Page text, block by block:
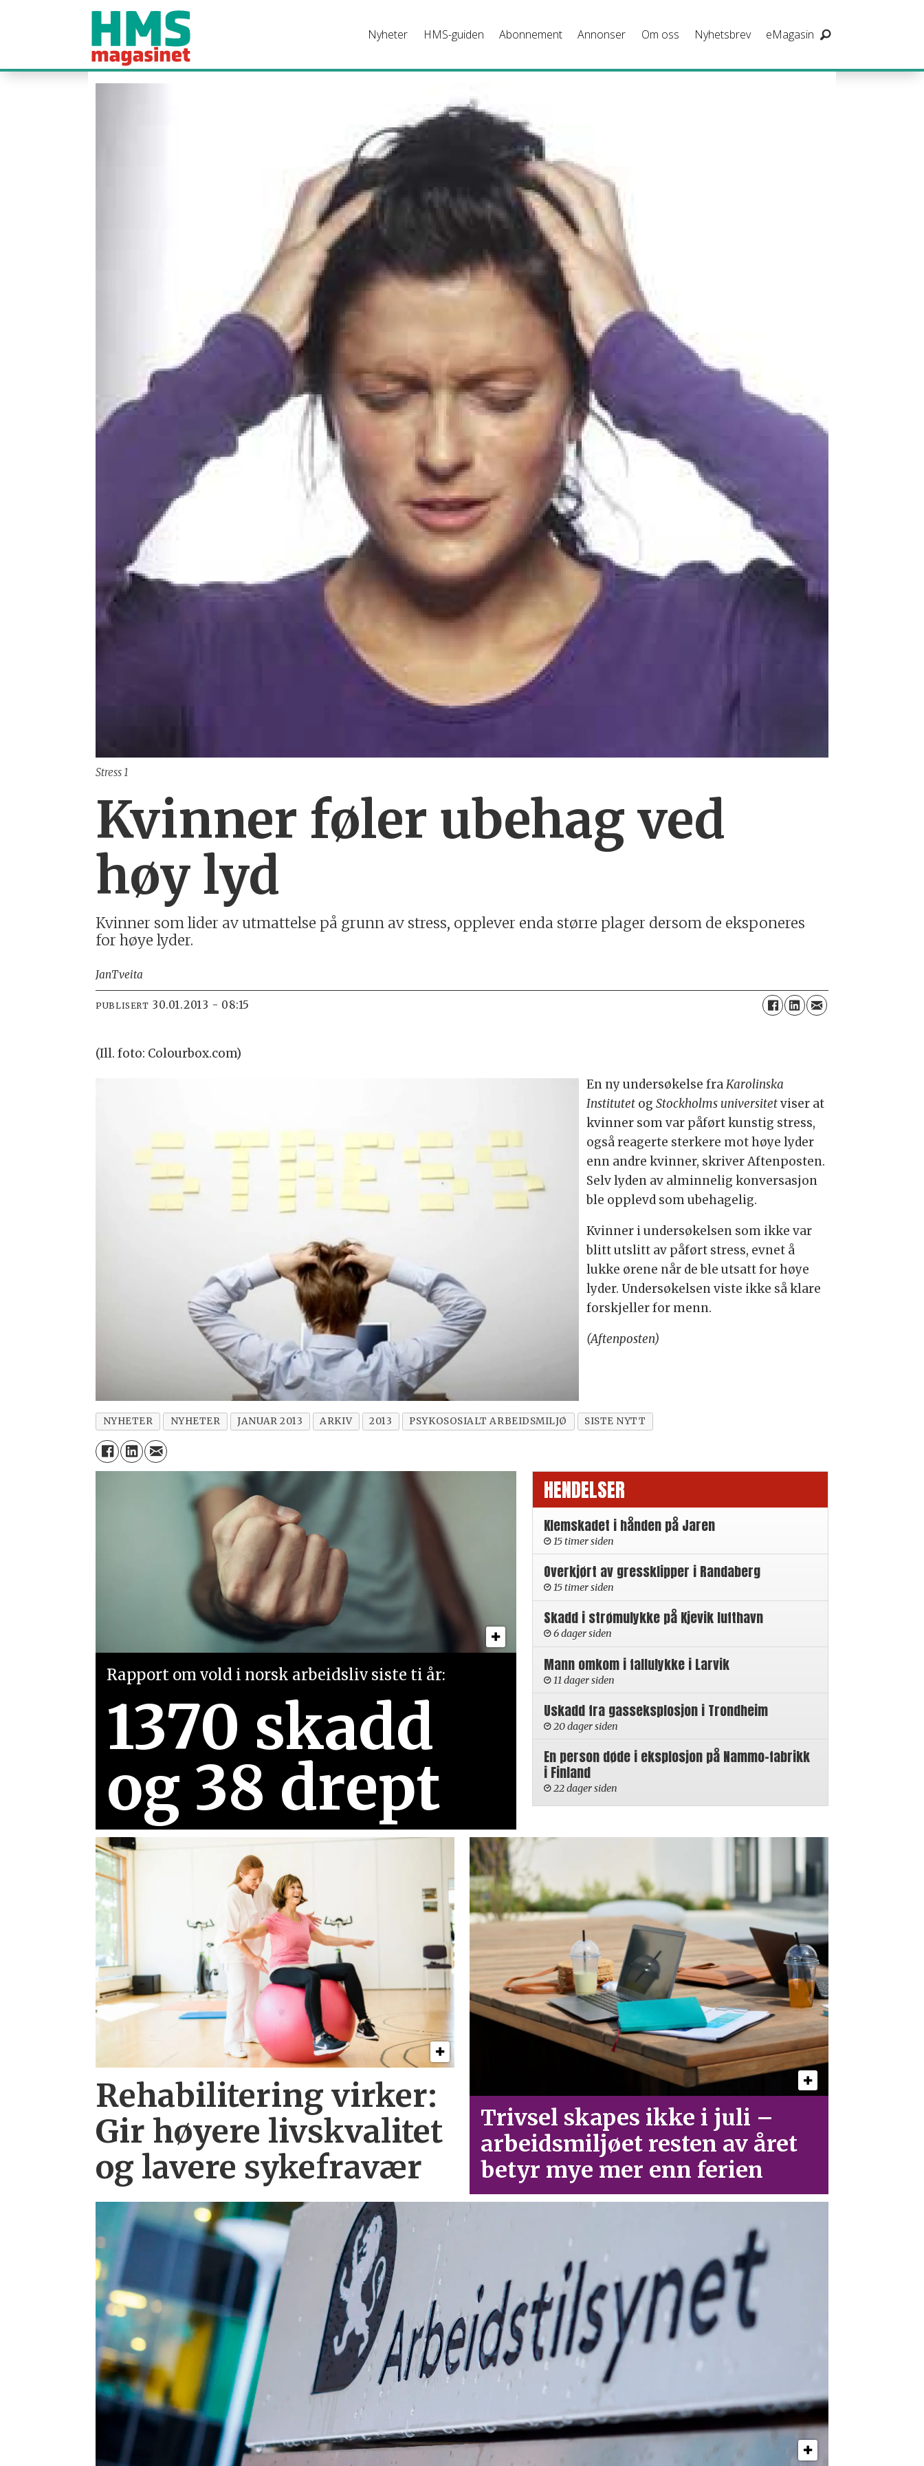
Nyheter HMS-guiden Abonnement Annonser Om oss Nyhetsbrev eMagasin
Stress 1
Kvinner føler ubehag ved
høy lyd
Kvinner som lider av utmattelse på grunn av stress, opplever enda større plager dersom de eksponeres
for høye lyder.
JanTveita
PUBLISERT 30.01.2013 - 08:15
(Ill. foto: Colourbox.com)
En ny undersøkelse fraKarolinska
Institutet ogStockholms universitetviser at
kvinner som var påført kunstig stress,
også reagerte sterkere mot høye lyder
enn andre kvinner, skriver Aftenposten.
Selv lyden av alminnelig konversasjon
ble opplevd som ubehagelig.
Kvinner i undersøkelsen som ikke var
blitt utslitt av påført stress, evnet å
lukke ørene når de ble utsatt for høye
lyder. Undersøkelsen viste ikke så klare
forskjeller for menn.
(Aftenposten)
NYHETER NYHETER JANUAR 2013 ARKIV 2013 PSYKOSOSIALT ARBEIDSMILJØ SISTE NYTT
Rapport om vold i norsk arbeidsliv siste ti år:
1370 skadd
og 38 drept
HENDELSER
Klemskadet i hånden på Jaren
15 timer siden
Overkjørt av gressklipper i Randaberg
15 timer siden
Skadd i strømulykke på Kjevik lufthavn
6 dager siden
Mann omkom i fallulykke i Larvik
11 dager siden
Uskadd fra gasseksplosjon i Trondheim
20 dager siden
En person døde i eksplosjon på Nammo-fabrikk
i Finland
22 dager siden
Rehabilitering virker:
Gir høyere livskvalitet
og lavere sykefravær
Trivsel skapes ikke i juli –
arbeid­smiljøet resten av året
betyr mye mer enn ferien